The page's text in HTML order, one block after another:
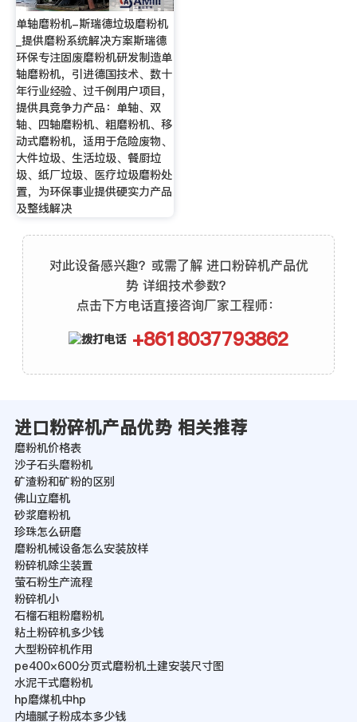
单轴磨粉机-斯瑞德垃圾磨粉机
_提供磨粉系统解决方案斯瑞德
环保专注固废磨粉机研发制造单
轴磨粉机，引进德国技术、数十
年行业经验、过千例用户项目，
提供具竞争力产品：单轴、双
轴、四轴磨粉机、粗磨粉机、移
动式磨粉机，适用于危险废物、
大件垃圾、生活垃圾、餐厨垃
圾、纸厂垃圾、医疗垃圾磨粉处
置，为环保事业提供硬实力产品
及整线解决
对此设备感兴趣？或需了解 进口粉碎机产品优
势 详细技术参数？
点击下方电话直接咨询厂家工程师：
+8618037793862
进口粉碎机产品优势 相关推荐
磨粉机价格表
沙子石头磨粉机
矿渣粉和矿粉的区别
佛山立磨机
砂浆磨粉机
珍珠怎么研磨
磨粉机械设备怎么安装放样
粉碎机除尘装置
萤石粉生产流程
粉碎机小
石榴石粗粉磨粉机
粘土粉碎机多少钱
大型粉碎机作用
pe400×600分页式磨粉机土建安装尺寸图
水泥干式磨粉机
hp磨煤机中hp
内墙腻子粉成本多少钱